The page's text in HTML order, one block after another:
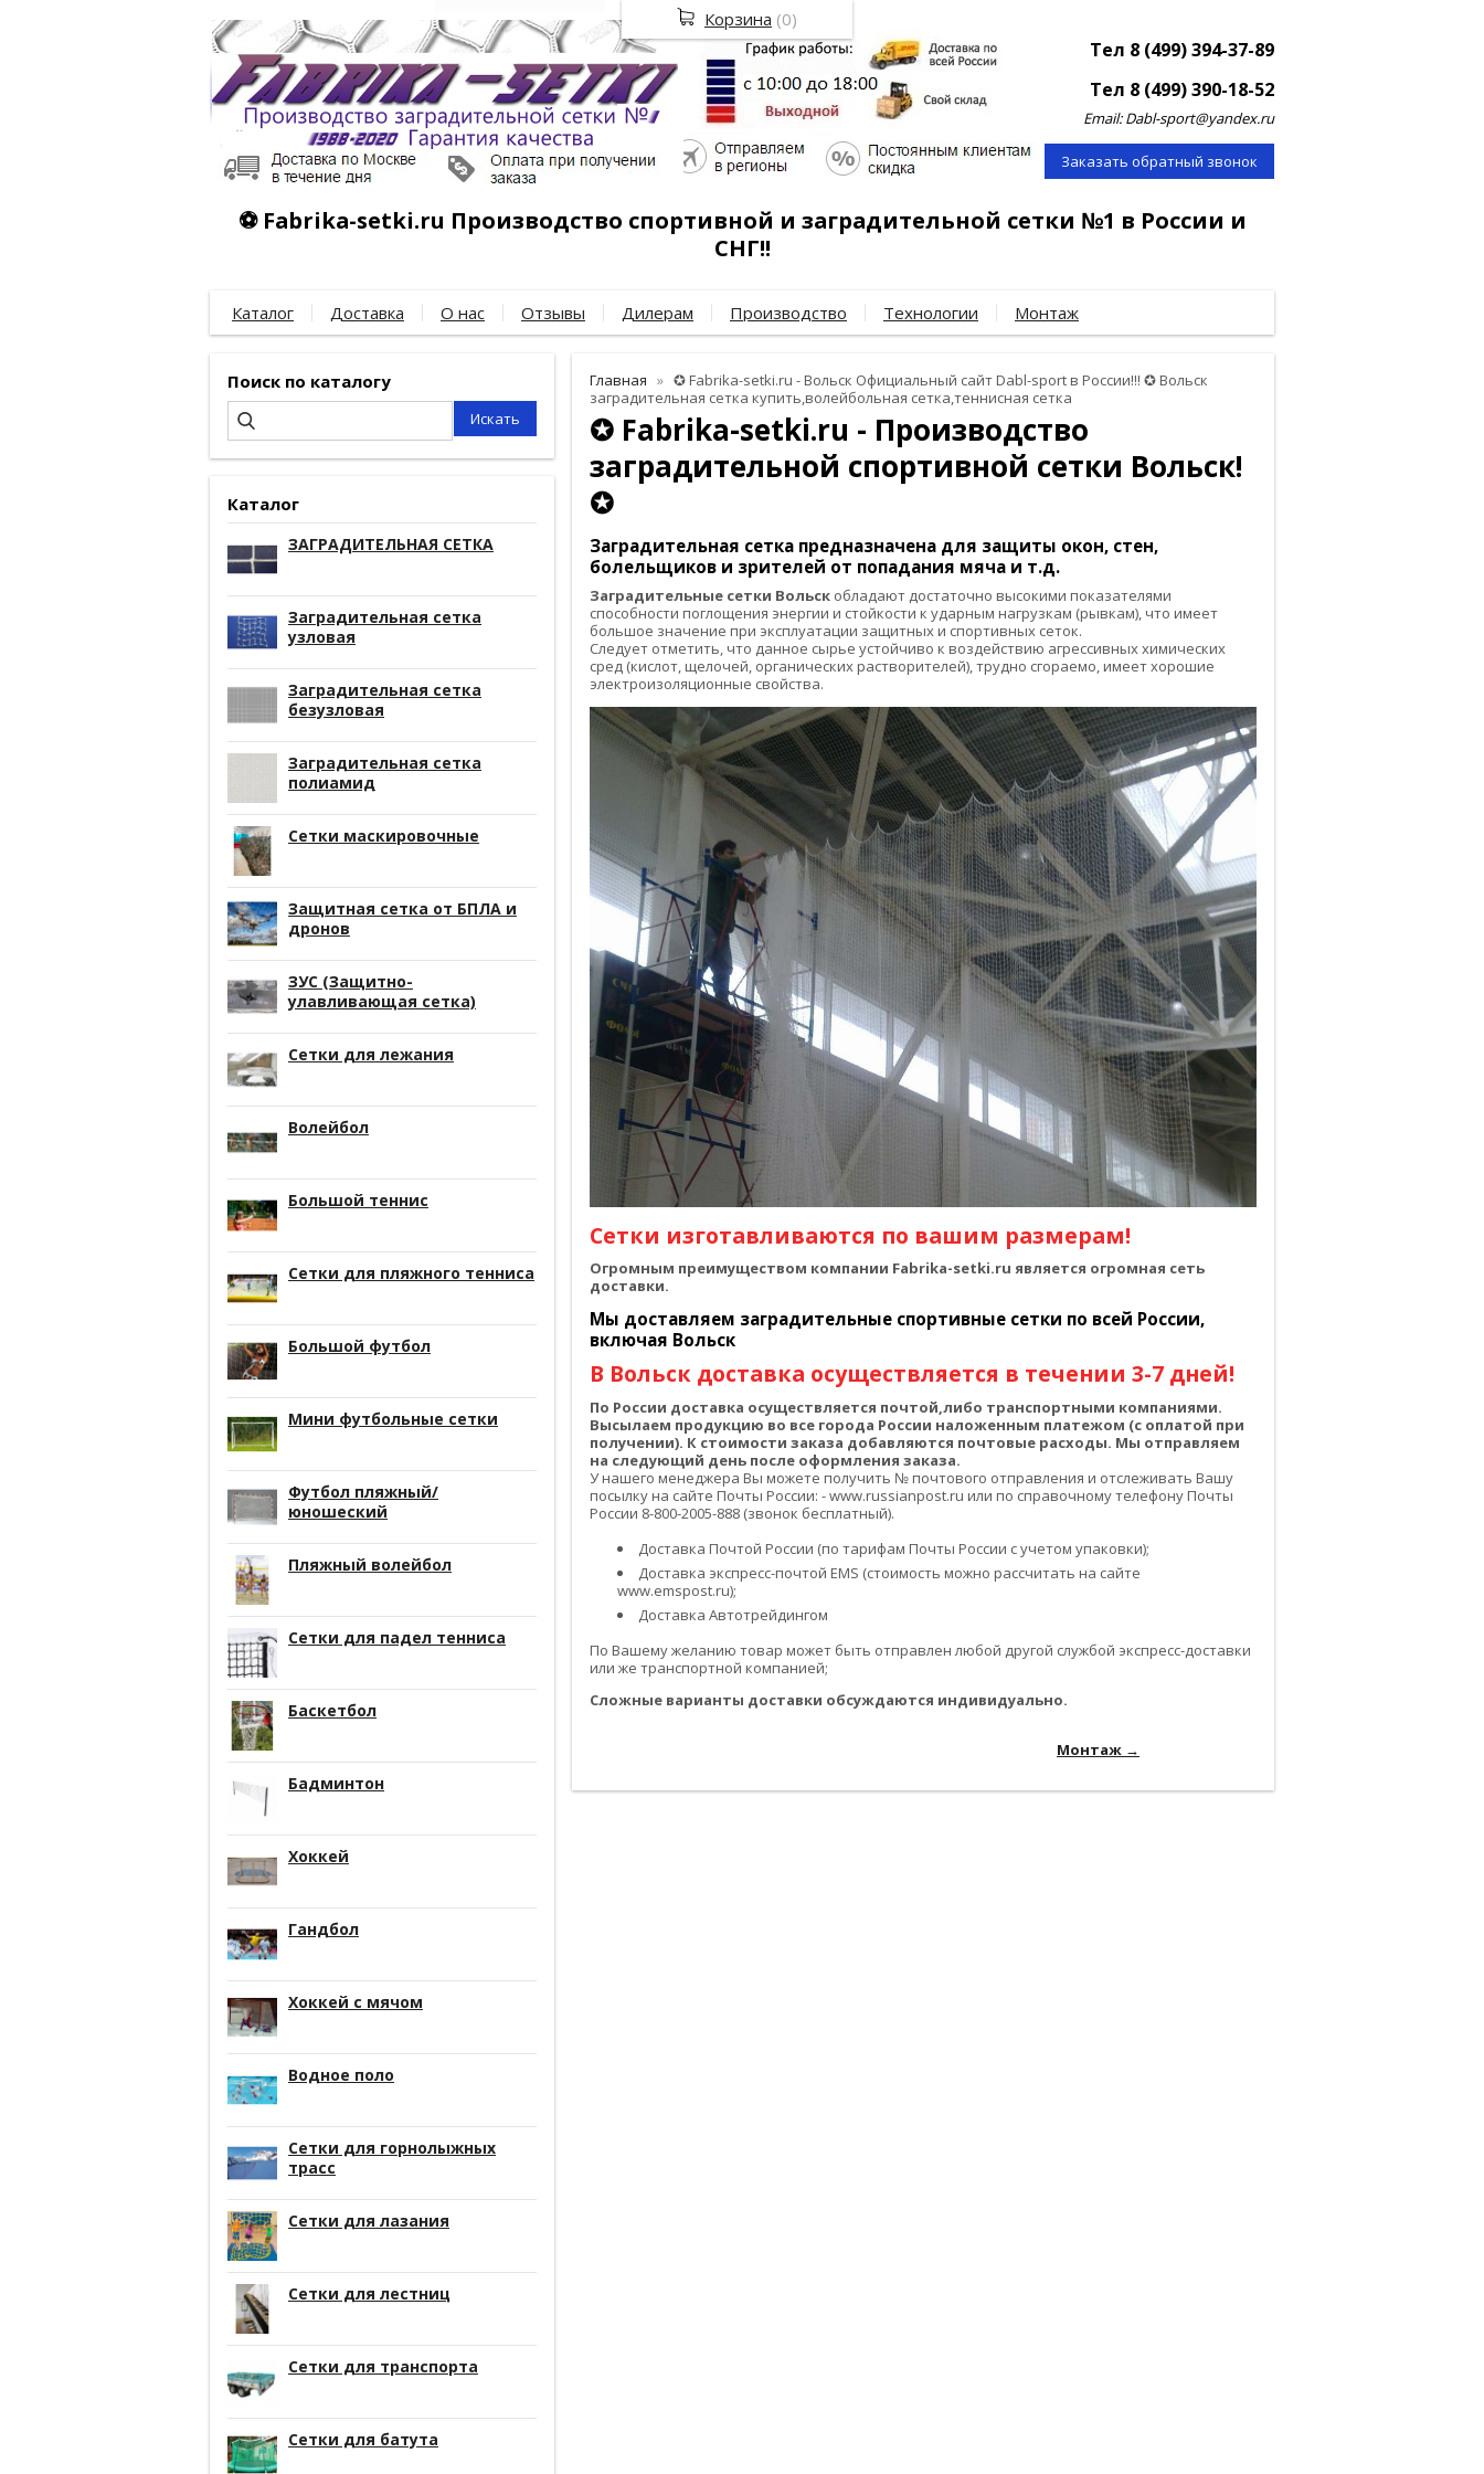
Тел 8 (499) 394-37-89
Тел 8 (499) 390-18-52
Email: Dabl-sport@yandex.ru
Заказать обратный звонок
⚽ Fabrika-setki.ru Производство спортивной и заградительной сетки №1 в России и
СНГ!!
Каталог Доставка О нас Отзывы Дилерам Производство Технологии Монтаж
Поиск по каталогу
Каталог
ЗАГРАДИТЕЛЬНАЯ СЕТКА
Заградительная сетка
узловая
Заградительная сетка
безузловая
Заградительная сетка
полиамид
Сетки маскировочные
Защитная сетка от БПЛА и
дронов
ЗУС (Защитно-
улавливающая сетка)
Сетки для лежания
Волейбол
Большой теннис
Сетки для пляжного тенниса
Большой футбол
Мини футбольные сетки
Футбол пляжный/
юношеский
Пляжный волейбол
Сетки для падел тенниса
Баскетбол
Бадминтон
Хоккей
Гандбол
Хоккей с мячом
Водное поло
Сетки для горнолыжных
трасс
Сетки для лазания
Сетки для лестниц
Сетки для транспорта
Сетки для батута
Главная
✪ Fabrika-setki.ru - Вольск Официальный сайт Dabl-sport в России!!! ✪ Вольск
заградительная сетка купить,волейбольная сетка,теннисная сетка
✪ Fabrika-setki.ru - Производство
заградительной спортивной сетки Вольск!
✪
Заградительная сетка предназначена для защиты окон, стен,
болельщиков и зрителей от попадания мяча и т.д.
Заградительные сетки Вольск обладают достаточно высокими показателями
способности поглощения энергии и стойкости к ударным нагрузкам (рывкам), что имеет
большое значение при эксплуатации защитных и спортивных сеток.
Следует отметить, что данное сырье устойчиво к воздействию агрессивных химических
сред (кислот, щелочей, органических растворителей), трудно сгораемо, имеет хорошие
электроизоляционные свойства.
Сетки изготавливаются по вашим размерам!
Огромным преимуществом компании Fabrika-setki.ru является огромная сеть
доставки.
Мы доставляем заградительные спортивные сетки по всей России,
включая Вольск
В Вольск доставка осуществляется в течении 3-7 дней!
По России доставка осуществляется почтой,либо транспортными компаниями.
Высылаем продукцию во все города России наложенным платежом (с оплатой при
получении). К стоимости заказа добавляются почтовые расходы. Мы отправляем
на следующий день после оформления заказа.
У нашего менеджера Вы можете получить № почтового отправления и отслеживать Вашу
посылку на сайте Почты России: - www.russianpost.ru или по справочному телефону Почты
России 8-800-2005-888 (звонок бесплатный).
Доставка Почтой России (по тарифам Почты России с учетом упаковки);
Доставка экспресс-почтой EMS (стоимость можно рассчитать на сайте
www.emspost.ru);
Доставка Автотрейдингом
По Вашему желанию товар может быть отправлен любой другой службой экспресс-доставки
или же транспортной компанией;
Сложные варианты доставки обсуждаются индивидуально.
Монтаж →
Корзина (0)